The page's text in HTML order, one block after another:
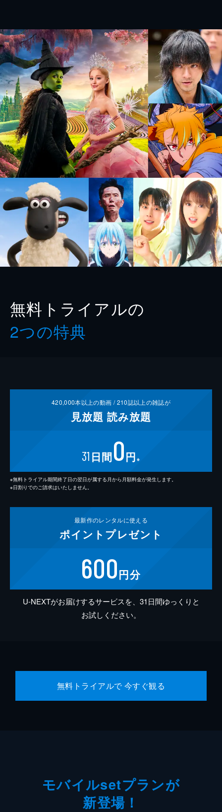
無料トライアルの
2つの特典
420,000本以上の動画 /210誌以上の雑誌が
見放題 読み放題
31 日間0円 ※
※無料トライアル期間終了日の翌日が属する月から月額料金が発生します。
※日割りでのご請求はいたしません。
最新作のレンタルに使える
ポイント プレゼント
600円分
U-NEXTがお届けするサービスを、31日間ゆっくりと
お試しください。
無料トライアルで 今すぐ観る
モバイルsetプランが
新登場！